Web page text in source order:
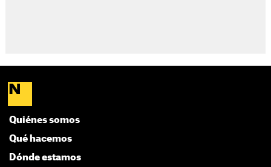
Quiénes somos
Qué hacemos
Dónde estamos